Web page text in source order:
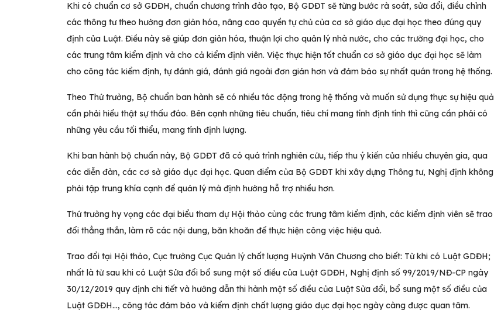
Khi có chuẩn cơ sở GDĐH, chuẩn chương trình đào tạo, Bộ GDĐT sẽ từng bước rà soát, sửa đổi, điều chỉnh
các thông tư theo hướng đơn giản hóa, nâng cao quyền tự chủ của cơ sở giáo dục đại học theo đúng quy
định của Luật. Điều này sẽ giúp đơn giản hóa, thuận lợi cho quản lý nhà nước, cho các trường đại học, cho
các trung tâm kiểm định và cho cả kiểm định viên. Việc thực hiện tốt chuẩn cơ sở giáo dục đại học sẽ làm
cho công tác kiểm định, tự đánh giá, đánh giá ngoài đơn giản hơn và đảm bảo sự nhất quán trong hệ thống.
Theo Thứ trưởng, Bộ chuẩn ban hành sẽ có nhiều tác động trong hệ thống và muốn sử dụng thực sự hiệu quả
cần phải hiểu thật sự thấu đáo. Bên cạnh những tiêu chuẩn, tiêu chí mang tính định tính thì cũng cần phải có
những yêu cầu tối thiểu, mang tính định lượng.
Khi ban hành bộ chuẩn này, Bộ GDĐT đã có quá trình nghiên cứu, tiếp thu ý kiến của nhiều chuyên gia, qua
các diễn đàn, các cơ sở giáo dục đại học. Quan điểm của Bộ GDĐT khi xây dựng Thông tư, Nghị định không
phải tập trung khía cạnh để quản lý mà định hướng hỗ trợ nhiều hơn.
Thứ trưởng hy vọng các đại biểu tham dự Hội thảo cùng các trung tâm kiểm định, các kiểm định viên sẽ trao
đổi thẳng thắn, làm rõ các nội dung, băn khoăn để thực hiện công việc hiệu quả.
Trao đổi tại Hội thảo, Cục trưởng Cục Quản lý chất lượng Huỳnh Văn Chương cho biết: Từ khi có Luật GDĐH;
nhất là từ sau khi có Luật Sửa đổi bổ sung một số điều của Luật GDĐH, Nghị định số 99/2019/NĐ-CP ngày
30/12/2019 quy định chi tiết và hướng dẫn thi hành một số điều của Luật Sửa đổi, bổ sung một số điều của
Luật GDĐH…, công tác đảm bảo và kiểm định chất lượng giáo dục đại học ngày càng được quan tâm.